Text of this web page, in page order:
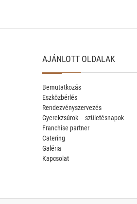
AJÁNLOTT OLDALAK
Bemutatkozás
Eszközbérlés
Rendezvényszervezés
Gyerekzsúrok – születésnapok
Franchise partner
Catering
Galéria
Kapcsolat